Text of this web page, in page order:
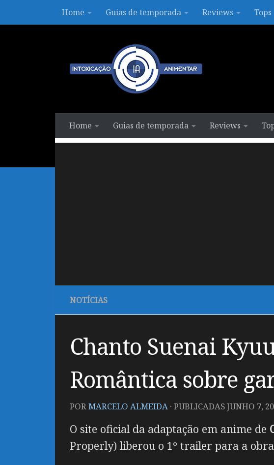
Skip to contentHome Guias de temporada Reviews Tops
Home Guias de temporada Reviews
NOTÍCIAS
Chanto Suenai
Romântica sobre
PORMARCELO ALMEIDA · PUBLICADASJUNHO 7,
O site oficial da adaptação em anime de
Properly) liberou o 1º trailer para a